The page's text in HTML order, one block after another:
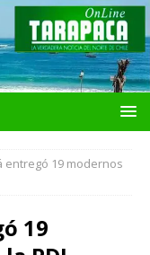
entregó 19 modernos
19